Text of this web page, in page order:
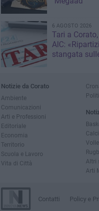
6 AGOSTO 2026
Tari a
AIC:
stangata
Notizie da Corato
Ambiente
Comunicazioni
Arti e Professioni
Editoriale
Economia
Territorio
Scuola e Lavoro
Vita di Città
Altri
Arti
Contatti Policy e